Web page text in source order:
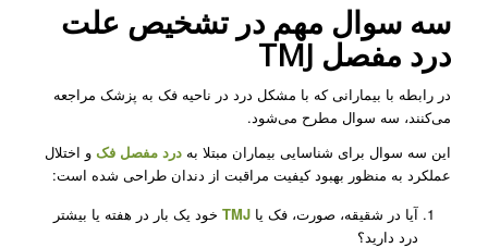
سه سوال مهم در تشخیص علت
درد مفصل TMJ
در رابطه با بیمارانی که با مشکل درد در ناحیه فک به پزشک مراجعه
می‌کنند، سه سوال مطرح می‌شود.
این سه سوال برای شناسایی بیماران مبتلا به درد مفصل فکو اختلال
عملکرد به منظور بهبود کیفیت مراقبت از دندان طراحی شده است:
آیا در شقیقه، صورت، فک یا TMJخود یک بار در هفته یا بیشتر
درد دارید؟